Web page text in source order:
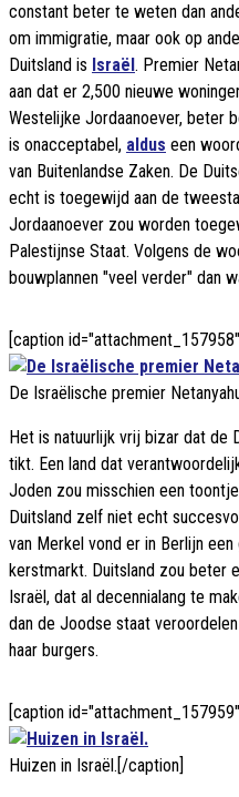
constant beter te weten dan
om immigratie, maar ook op
Duitsland is Israël . Premier
aan dat er 2,500 nieuwe
Westelijke Jordaanoever, beter
is onacceptabel, aldus een
van Buitenlandse Zaken. De
echt is toegewijd aan de
Jordaanoever zou worden
Palestijnse Staat. Volgens de
bouwplannen "veel verder" dan
[caption
De Israëlische premier
Het is natuurlijk vrij bizar dat de
tikt. Een land dat
Joden zou misschien een
Duitsland zelf niet echt
van Merkel vond er in Berlijn
kerstmarkt. Duitsland zou beter
Israël, dat al decennialang te
dan de Joodse staat
haar burgers.
[caption
Huizen in Israël.[/caption]